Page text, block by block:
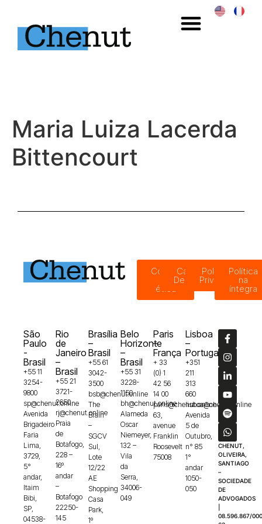
Maria Luiza Lacerda
Bittencourt
Código
ética
Canal de
Denúncias
Política de
Privacidade
Política
na
íntegra
São
Paulo
-
Brasil
+55 11
3254-
9800
sp@chenut.online
Avenida
Brigadeiro
Faria
Lima,
3729,
5°
andar,
Itaim
Bibi,
SP,
04538-
Rio
de
Janeiro
–
Brasil
+55 21
3721-
2650
rj@chenut.online
Praia
de
Botafogo,
228 –
16º
andar
–
Botafogo
22250-
145
Brasília
–
Brasil
+55 61
3042-
3500
bsb@chenut.online
The
Brain
–
SGCV
Sul,
Lote
12/22
AE
Shopping
Casa
Park,
1º
Belo
Horizonte
–
Brasil
+55 31
3228-
1150
bh@chenut.online
Alameda
Oscar
Niemeyer,
132 –
Vila
da
Serra,
34006-
049
Paris
–
França
+ 33
(0) 1
42 56
14 00
paris@chenut.online
63,
avenue
Franklin
Roosevelt
75008
Lisboa
–
Portugal
+351
211
313
660
lisboa@chenut.online
Avenida
5 de
Outubro,
n° 85
1°
andar
1050-
050
CHENUT,
OLIVEIRA,
SANTIAGO
–
SOCIEDADE
DE
ADVOGADOS
08.596.867/